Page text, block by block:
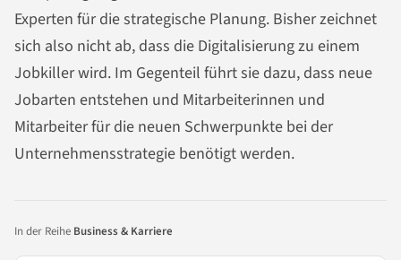
Experten für die strategische Planung. Bisher zeichnet
sich also nicht ab, dass die Digitalisierung zu einem
Jobkiller wird. Im Gegenteil führt sie dazu, dass neue
Jobarten entstehen und Mitarbeiterinnen und
Mitarbeiter für die neuen Schwerpunkte bei der
Unternehmensstrategie benötigt werden.
In der Reihe Business & Karriere